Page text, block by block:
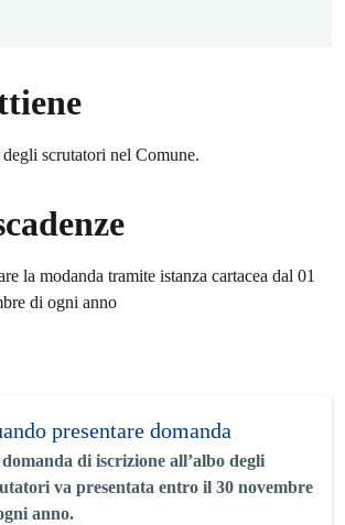
scrutatori nel Comune.
la modanda tramite istanza cartacea dal 01
di ogni anno
presentare domanda
di iscrizione all’albo degli
va presentata entro il 30 novembre
anno.